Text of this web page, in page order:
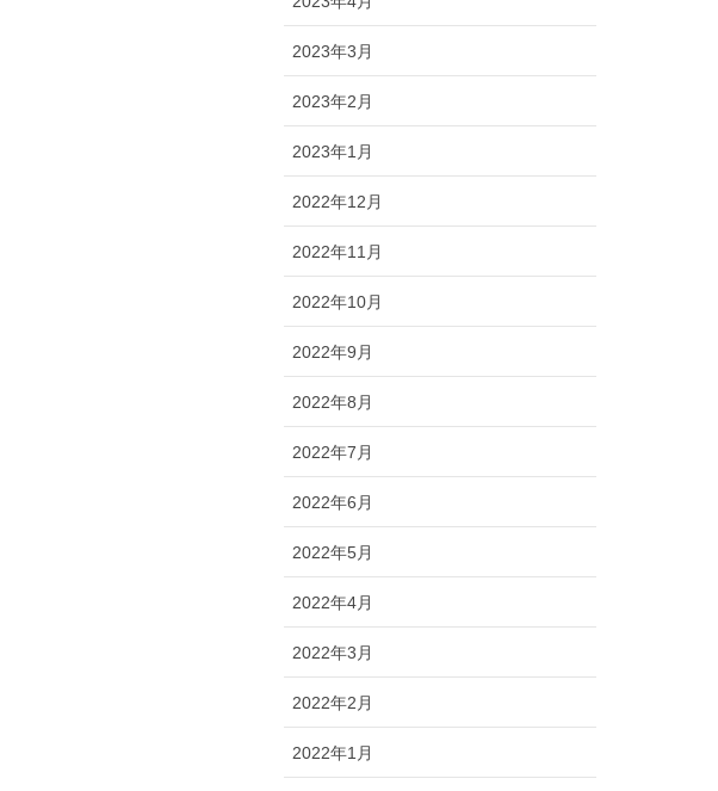
2023年3月
2023年2月
2023年1月
2022年12月
2022年11月
2022年10月
2022年9月
2022年8月
2022年7月
2022年6月
2022年5月
2022年4月
2022年3月
2022年2月
2022年1月